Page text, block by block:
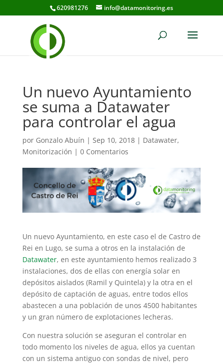
620981276 info@datamonitoring.es
Un nuevo Ayuntamiento
se suma a Datawater
para controlar el agua
por Gonzalo Abuín | Sep 10, 2018| Datawater,
Monitorización | 0 Comentarios
Un nuevo Ayuntamiento, en este caso el de Castro de
Rei en Lugo, se suma a otros en la instalación de
Datawater, en este ayuntamiento hemos realizado 3
instalaciones, dos de ellas con energía solar en
depósitos aislados (Ramil y Quintela) y la otra en el
depósito de captación de aguas, entre todos ellos
abastecen a una población de unos 4500 habitantes
y un gran número de explotaciones lecheras.
Con nuestra solución se aseguran el controlar en
todo momento los niveles de agua, ellos ya cuentan
con un sistema antiguo con sondas de nivel, pero